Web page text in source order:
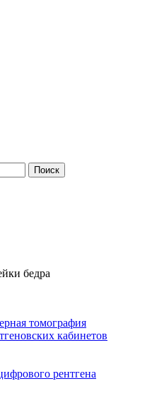
бедра
томография
кабинетов
рентгена